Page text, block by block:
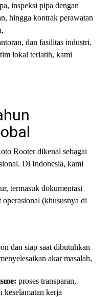
inspeksi pipa dengan
hingga kontrak perawatan
dan fasilitas industri.
lokal terlatih, kami
Rooter dikenal sebagai
Di Indonesia, kami
termasuk dokumentasi
(khususnya di
dan siap saat dibutuhkan
akar masalah,
proses transparan,
keselamatan kerja